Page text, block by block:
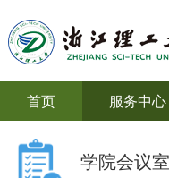
首页 服务中心
学院会议